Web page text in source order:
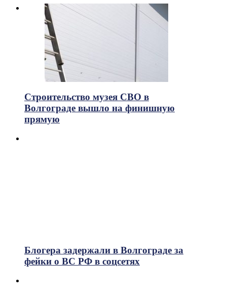
Строительство музея СВО в
Волгограде вышло на финишную
прямую
Блогера задержали в Волгограде за
фейки о ВС РФ в соцсетях